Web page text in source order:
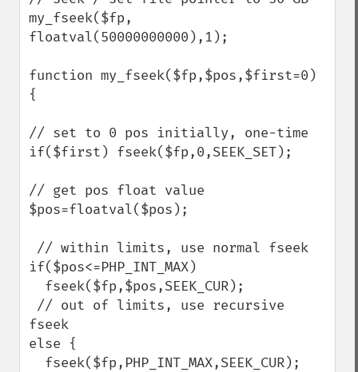
my_fseek($fp,
floatval(50000000000),1);
function my_fseek($fp,$pos,$first=0)
{
// set to 0 pos initially, one-time
if($first) fseek($fp,0,SEEK_SET);
// get pos float value
$pos=floatval($pos);
if($pos<=PHP_INT_MAX)
fseek
else {